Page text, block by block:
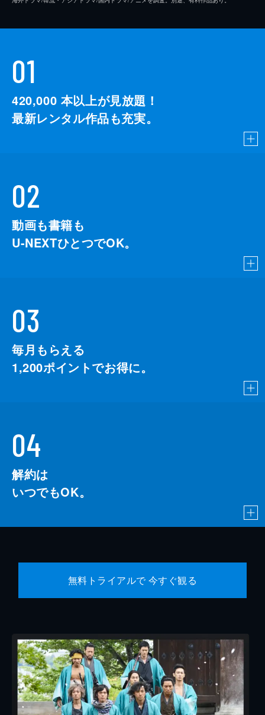
01
420,000 本以上が見放題！
最新レンタル作品も充実。
02
動画も書籍も
U-NEXTひとつでOK。
03
毎月もらえる
1,200ポイントでお得に。
04
解約は
いつでもOK。
無料トライアルで 今すぐ観る